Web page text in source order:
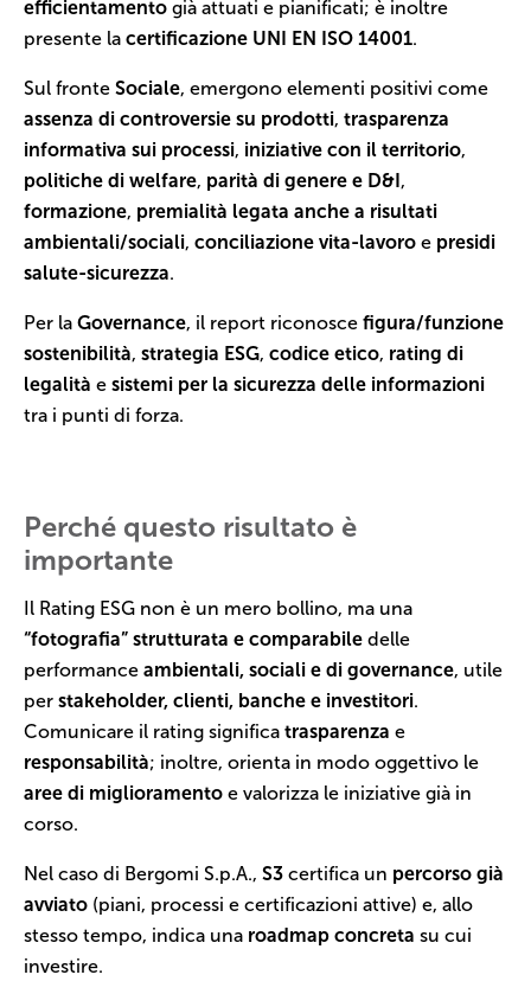
efficientamento già attuati e pianificati; è inoltre
presente la certificazione UNI EN ISO 14001.
Sul fronte Sociale, emergono elementi positivi come
assenza di controversie su prodotti, trasparenza
informativa sui processi, iniziative con il territorio,
politiche di welfare, parità di genere e D&I ,
formazione, premialità legata anche a risultati
ambientali/sociali, conciliazione vita-lavoro e presidi
salute-sicurezza.
Per la Governance, il report riconosce figura/funzione
sostenibilità, strategia ESG, codice etico, rating di
legalità e sistemi per la sicurezza delle informazioni
tra i punti di forza.
Perché questo risultato è
importante
Il Rating ESG non è un mero bollino, ma una
“fotografia” strutturata e comparabile delle
performance ambientali, sociali e di governance, utile
per stakeholder, clienti, banche e investitori.
Comunicare il rating significa trasparenza e
responsabilità; inoltre, orienta in modo oggettivo le
aree di miglioramento e valorizza le iniziative già in
corso.
Nel caso di Bergomi S.p.A., S3 certifica un percorso già
avviato (piani, processi e certificazioni attive) e, allo
stesso tempo, indica una roadmap concreta su cui
investire.